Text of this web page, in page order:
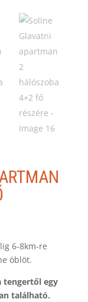
6-8km-re
öblöt.
tengertől egy
található.